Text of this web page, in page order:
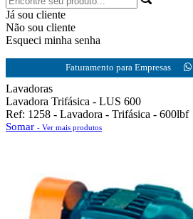
Já sou cliente
Não sou cliente
Esqueci minha senha
Faturamento para Empresas
Lavadoras
Lavadora Trifásica - LUS 600
Ref: 1258 - Lavadora - Trifásica - 600lbf
Somar - Ver mais produtos